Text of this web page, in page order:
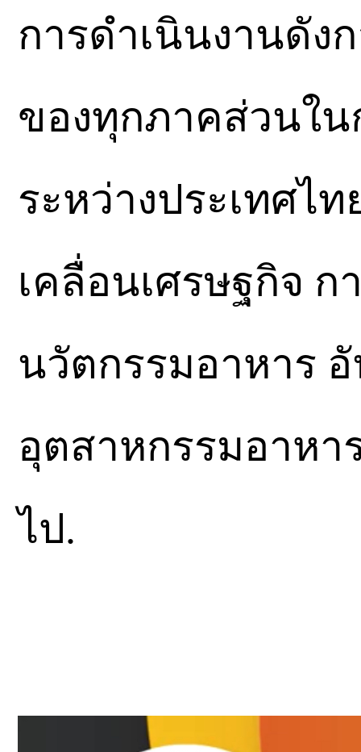
การดำเนินงานดัง
ของทุกภาคส่วนใน
ระหว่างประเทศไ
เคลื่อนเศรษฐกิจ
นวัตกรรมอาหาร
อุตสาหกรรมอาหา
ไป.